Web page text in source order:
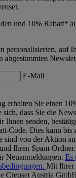
und 10% Rabatt*
personalisierten, auf
abgestimmten
E-Mail
erhalten Sie einen
dass Sie die
senden,
Code. Dies kann bis
sind von der Aktion
Ihren Spam-
Neuanmeldungen. Es
Mit Ihrer
Creuset Austria